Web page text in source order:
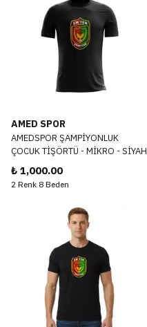
AMED SPOR
AMEDSPOR ŞAMPİYONLUK
ÇOCUK TİŞÖRTÜ - MİKRO - SİYAH
₺ 1,000.00
2 Renk 8 Beden